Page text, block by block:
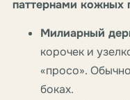
паттернами кожных
Милиарный
корочек и
«просо».
боках.